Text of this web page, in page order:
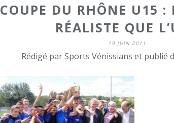
COUPE DU RHÔNE U15 :
RÉALISTE QUE
19 JUIN 2011
Rédigé par Sports Vénissians et publié